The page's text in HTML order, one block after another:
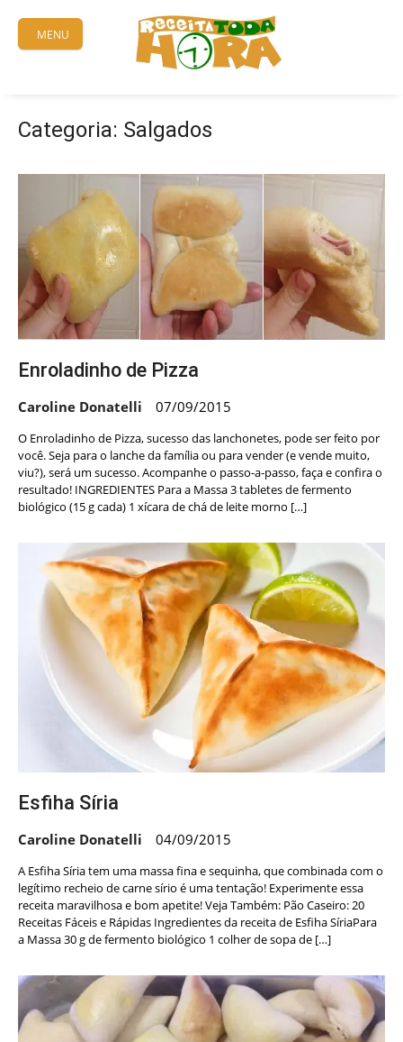
content
MENU
Categoria: Salgados
Enroladinho de Pizza
Caroline Donatelli 07/09/2015
O Enroladinho de Pizza, sucesso das lanchonetes, pode ser feito por
você. Seja para o lanche da família ou para vender (e vende muito,
viu?), será um sucesso. Acompanhe o passo-a-passo, faça e confira o
resultado! INGREDIENTES Para a Massa 3 tabletes de fermento
biológico (15 g cada) 1 xícara de chá de leite morno […]
Esfiha Síria
Caroline Donatelli 04/09/2015
A Esfiha Síria tem uma massa fina e sequinha, que combinada com o
legítimo recheio de carne sírio é uma tentação! Experimente essa
receita maravilhosa e bom apetite! Veja Também: Pão Caseiro: 20
Receitas Fáceis e Rápidas Ingredientes da receita de Esfiha SíriaPara
a Massa 30 g de fermento biológico 1 colher de sopa de […]